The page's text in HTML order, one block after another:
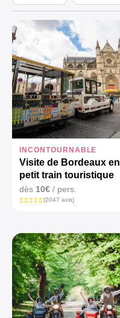
INCONTOURNABLE
Visite de Bordeaux en
petit train touristique
dès 10€ / pers.
(2047 avis)